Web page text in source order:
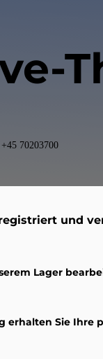
70203700
und
Lager
erhalten Sie Ihre